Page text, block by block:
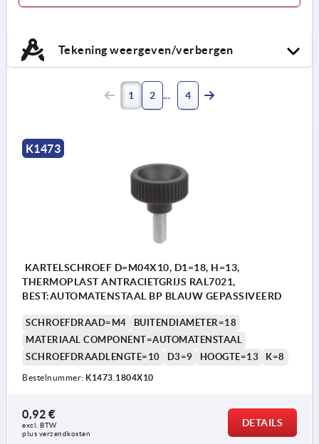
Tekening weergeven/verbergen
1 2 4
K1473
KARTELSCHROEF D=M04X10, D1=18, H=13,
THERMOPLAST ANTRACIETGRIJS RAL7021,
BEST:AUTOMATENSTAAL BP BLAUW GEPASSIVEERD
SCHROEFDRAAD=M4
BUITENDIAMETER=18
MATERIAAL COMPONENT=AUTOMATENSTAAL
SCHROEFDRAADLENGTE=10
D3=9 HOOGTE=13 K=8
Bestelnummer: K1473.1804X10
0,92 €
excl. BTW
plus verzendkosten
DETAILS